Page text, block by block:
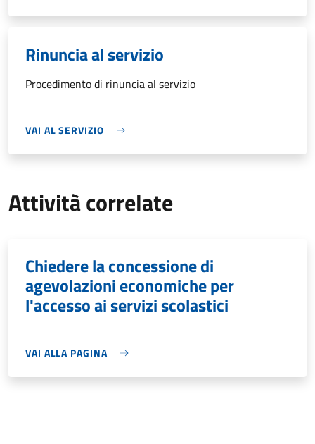
Rinuncia al servizio
Procedimento di rinuncia al servizio
VAI AL SERVIZIO
Attività correlate
Chiedere la concessione di
agevolazioni economiche per
l'accesso ai servizi scolastici
VAI ALLA PAGINA